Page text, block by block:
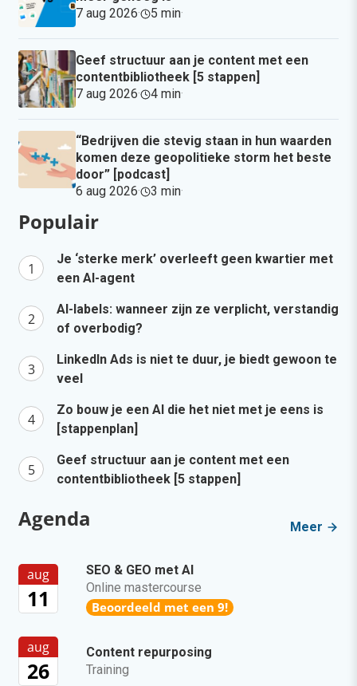
7 aug 2026· 5 min·
Geef structuur aan je content met een
contentbibliotheek [5 stappen]
7 aug 2026· 4 min·
“Bedrijven die stevig staan in hun waarden
komen deze geopolitieke storm het beste
door” [podcast]
6 aug 2026· 3 min·
Populair
Je ‘sterke merk’ overleeft geen kwartier met
een AI-agent
AI-labels: wanneer zijn ze verplicht, verstandig
of overbodig?
LinkedIn Ads is niet te duur, je biedt gewoon te
veel
Zo bouw je een AI die het niet met je eens is
[stappenplan]
Geef structuur aan je content met een
contentbibliotheek [5 stappen]
Agenda Meer
aug
11
SEO & GEO met AI
Online mastercourse
Beoordeeld met een 9!
aug
26
Content repurposing
Training